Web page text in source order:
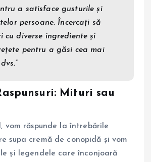
a satisface gusturile și
persoane. Încercați să
cu diverse ingrediente și
pentru a găsi cea mai
Mituri sau
vom răspunde la întrebările
supa cremă de conopidă și vom
și legendele care înconjoară